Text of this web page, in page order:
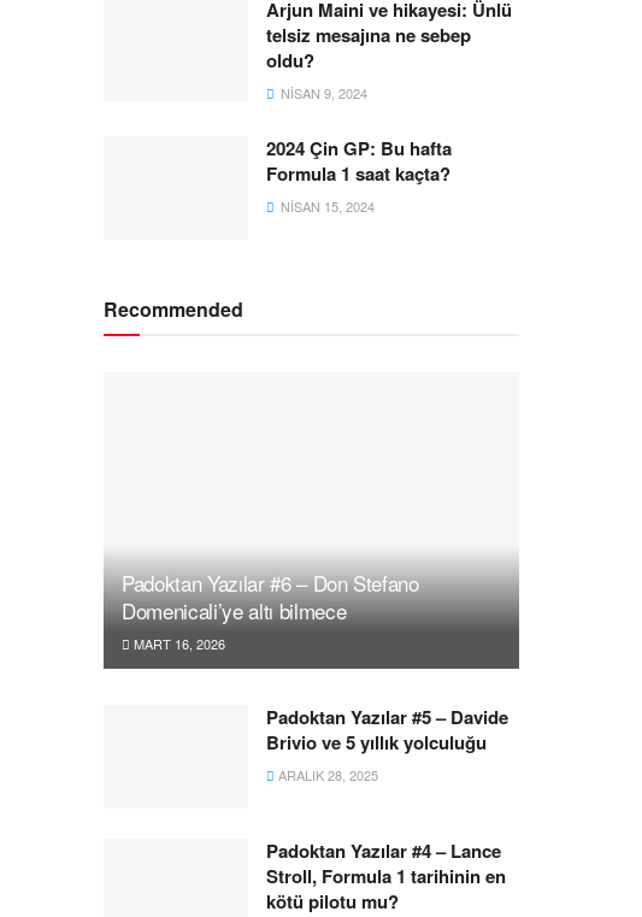
Arjun Maini ve hikayesi: Ünlü
telsiz mesajına ne sebep
oldu?
NISAN 9, 2024
2024 Çin GP: Bu hafta
Formula 1 saat kaçta?
NISAN 15, 2024
Recommended
Padoktan Yazılar #6 – Don Stefano
Domenicali’ye altı bilmece
MART 16, 2026
Padoktan Yazılar #5 – Davide
Brivio ve 5 yıllık yolculuğu
ARALIK 28, 2025
Padoktan Yazılar #4 – Lance
Stroll, Formula 1 tarihinin en
kötü pilotu mu?